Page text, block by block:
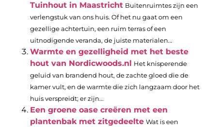
Tuinhout in Maastricht Buitenruimtes zijn een
verlengstuk van ons huis. Of het nu gaat om een
gezellige achtertuin, een ruim terras of een
uitnodigende veranda, de juiste materialen...
Warmte en gezelligheid met het beste
hout van Nordicwoods.nl Het knisperende
geluid van brandend hout, de zachte gloed die de
kamer vult, en de warmte die zich langzaam door het
huis verspreidt; er zijn...
Een groene oase creëren met een
plantenbak met zitgedeelte Wat is een